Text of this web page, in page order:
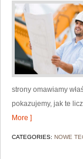
strony omawiamy
pokazujemy, jak te
More ]
CATEGORIES: NOWE